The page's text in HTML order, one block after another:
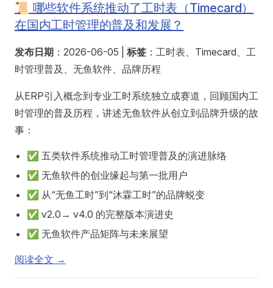
📜 哪些软件系统推动了工时表（Timecard）
在国内工时管理的普及和发展？
发布日期 ：2026-06-05 | 标签 ：工时表、Timecard、工
时管理普及、无鱼软件、品牌历程
从ERP引入概念到专业工时系统独立成赛道，回顾国内工
时管理的普及历程，讲述无鱼软件从创立到品牌升级的故
事：
✅ 五类软件系统推动工时管理普及的演进脉络
✅ 无鱼软件的创业缘起与第一批用户
✅ 从“无鱼工时”到“沐霖工时”的品牌蜕变
✅ v2.0→ v4.0 的完整版本演进史
✅ 无鱼软件产品矩阵与未来展望
阅读全文 →